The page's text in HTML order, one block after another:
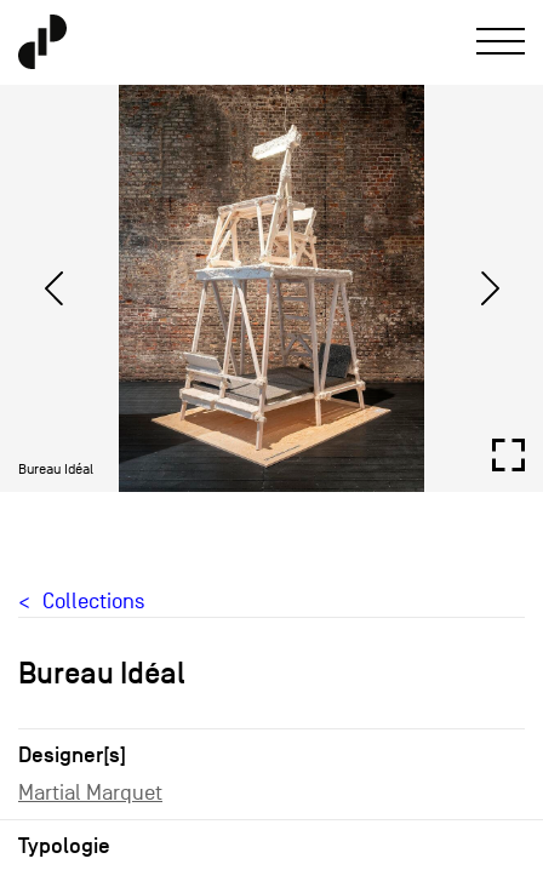
Bureau Idéal
Collections
Bureau Idéal
Designer[s]
Martial Marquet
Typologie